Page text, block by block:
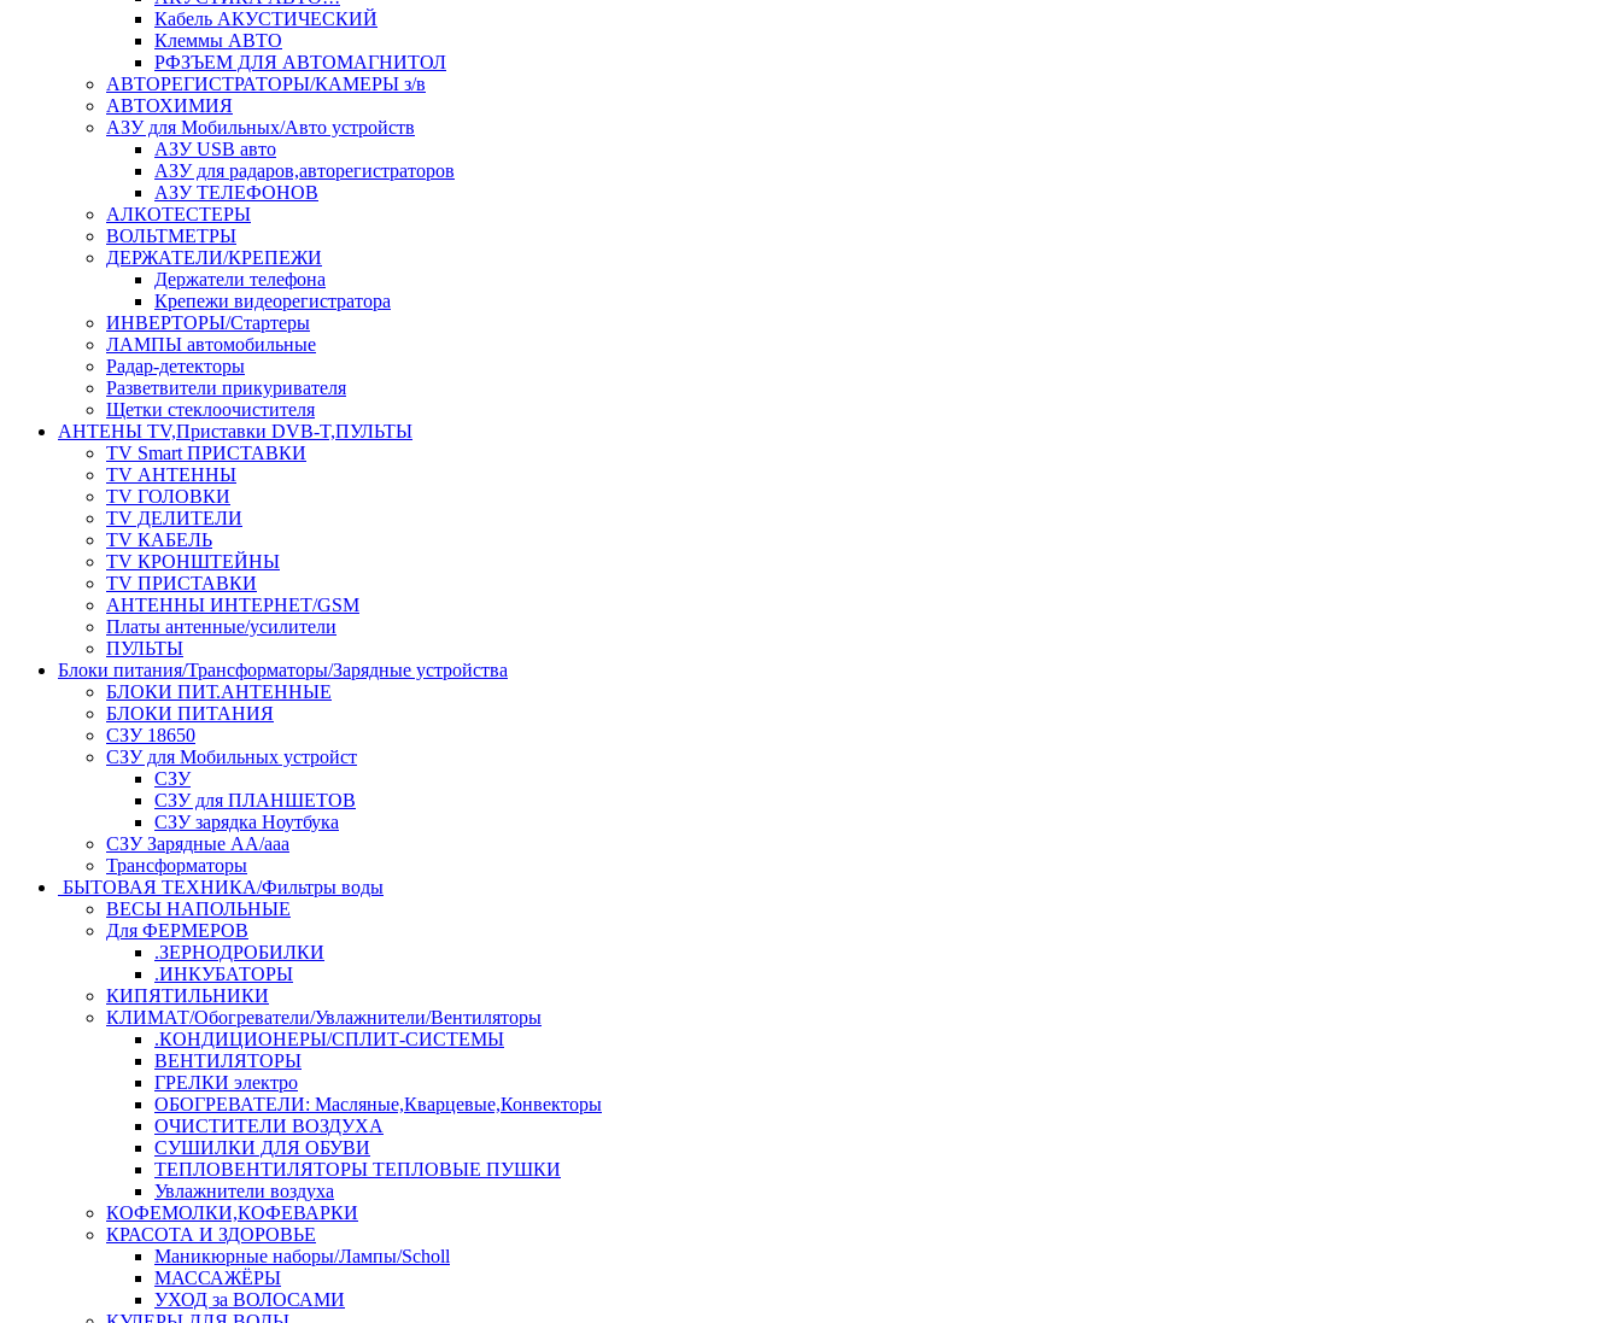
Кабель АКУСТИЧЕСКИЙ
Клеммы АВТО
РФЗЪЕМ ДЛЯ АВТОМАГНИТОЛ
АВТОРЕГИСТРАТОРЫ/КАМЕРЫ з/в
АВТОХИМИЯ
АЗУ для Мобильных/Авто устройств
АЗУ USB авто
АЗУ для радаров,авторегистраторов
АЗУ ТЕЛЕФОНОВ
АЛКОТЕСТЕРЫ
ВОЛЬТМЕТРЫ
ДЕРЖАТЕЛИ/КРЕПЕЖИ
Держатели телефона
Крепежи видеорегистратора
ИНВЕРТОРЫ/Стартеры
ЛАМПЫ автомобильные
Радар-детекторы
Разветвители прикуривателя
Щетки стеклоочистителя
АНТЕНЫ ТV,Приставки DVB-T,ПУЛЬТЫ
TV Smart ПРИСТАВКИ
TV АНТЕННЫ
TV ГОЛОВКИ
TV ДЕЛИТЕЛИ
TV КАБЕЛЬ
TV КРОНШТЕЙНЫ
TV ПРИСТАВКИ
АНТЕННЫ ИНТЕРНЕТ/GSM
Платы антенные/усилители
ПУЛЬТЫ
Блоки питания/Трансформаторы/Зарядные устройства
БЛОКИ ПИТ.АНТЕННЫЕ
БЛОКИ ПИТАНИЯ
СЗУ 18650
СЗУ для Мобильных устройст
СЗУ
СЗУ для ПЛАНШЕТОВ
СЗУ зарядка Ноутбука
СЗУ Зарядные АА/ааа
Трансформаторы
БЫТОВАЯ ТЕХНИКА/Фильтры воды
ВЕСЫ НАПОЛЬНЫЕ
Для ФЕРМЕРОВ
.ЗЕРНОДРОБИЛКИ
.ИНКУБАТОРЫ
КИПЯТИЛЬНИКИ
КЛИМАТ/Обогреватели/Увлажнители/Вентиляторы
.КОНДИЦИОНЕРЫ/СПЛИТ-СИСТЕМЫ
ВЕНТИЛЯТОРЫ
ГРЕЛКИ электро
ОБОГРЕВАТЕЛИ: Масляные,Кварцевые,Конвекторы
ОЧИСТИТЕЛИ ВОЗДУХА
СУШИЛКИ ДЛЯ ОБУВИ
ТЕПЛОВЕНТИЛЯТОРЫ ТЕПЛОВЫЕ ПУШКИ
Увлажнители воздуха
КОФЕМОЛКИ,КОФЕВАРКИ
КРАСОТА И ЗДОРОВЬЕ
Маникюрные наборы/Лампы/Scholl
МАССАЖЁРЫ
УХОД за ВОЛОСАМИ